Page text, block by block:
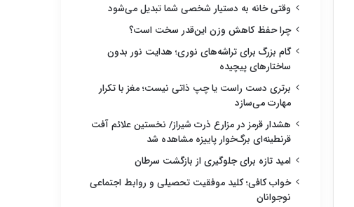
وقتی خانه به دستیار شخصی شما تبدیل می‌شود
چرا حفظ کاهش وزن این‌قدر سخت است؟
گام بزرگ برای تراشه‌های نوری؛ هدایت نور بدون
ساختارهای پیچیده
برتری دست راست یا چپ ذاتی نیست؛ مغز با تکرار
مهارت می‌سازد
هشدار قرمز در مزارع ذرت شیراز/ نخستین علائم آفت
قرنطینه‌ای برگ‌خوار پاییزه مشاهده شد
امید تازه برای جلوگیری از بازگشت سرطان
خواب کافی؛ کلید موفقیت تحصیلی و روابط اجتماعی
نوجوانان